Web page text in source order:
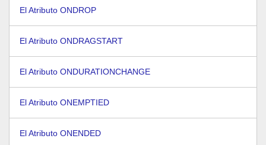
El Atributo ONDROP
El Atributo ONDRAGSTART
El Atributo ONDURATIONCHANGE
El Atributo ONEMPTIED
El Atributo ONENDED